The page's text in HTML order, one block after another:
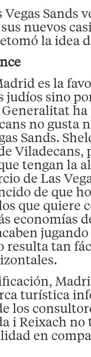
Sands
nuevos
la idea
es la
judíos sino
no gusta
Sands.
Viladecans,
tengan la
de Las
de que
que quiere
economías
resulta tan
turística
los
i Reixach
en